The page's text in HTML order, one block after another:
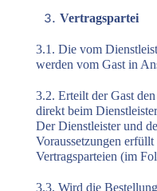
Vertragspartei
3.1. Die vom
werden vom Gast in
3.2. Erteilt der Gast
direkt beim
Der Dienstleister und
Voraussetzungen
Vertragsparteien (im
3.3. Wird die